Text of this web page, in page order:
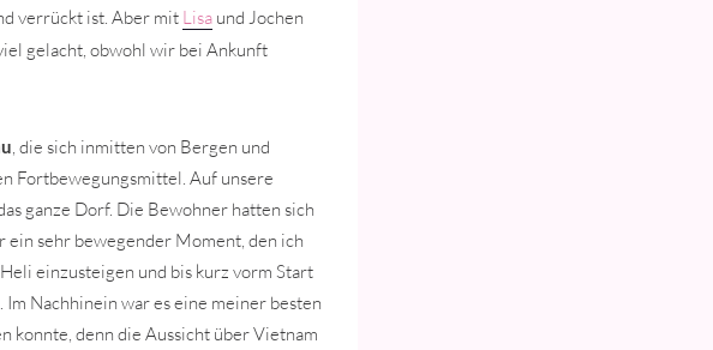
verrückt ist. Aber mit Lisa und Jochen
gelacht, obwohl wir bei Ankunft
, die sich inmitten von Bergen und
Fortbewegungsmittel. Auf unsere
ganze Dorf. Die Bewohner hatten sich
ein sehr bewegender Moment, den ich
einzusteigen und bis kurz vorm Start
Nachhinein war es eine meiner besten
konnte, denn die Aussicht über Vietnam